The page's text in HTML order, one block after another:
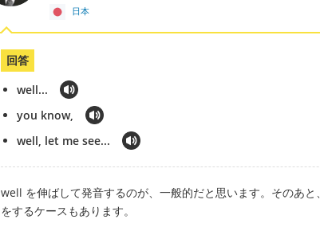
日本
回答
well...
you know,
well, let me see...
well を伸ばして発音するのが、一般的だと思います。そのあ
をするケースもあります。